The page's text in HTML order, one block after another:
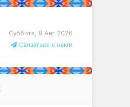
Суббота, 8 Авг 2026
Связаться с нами